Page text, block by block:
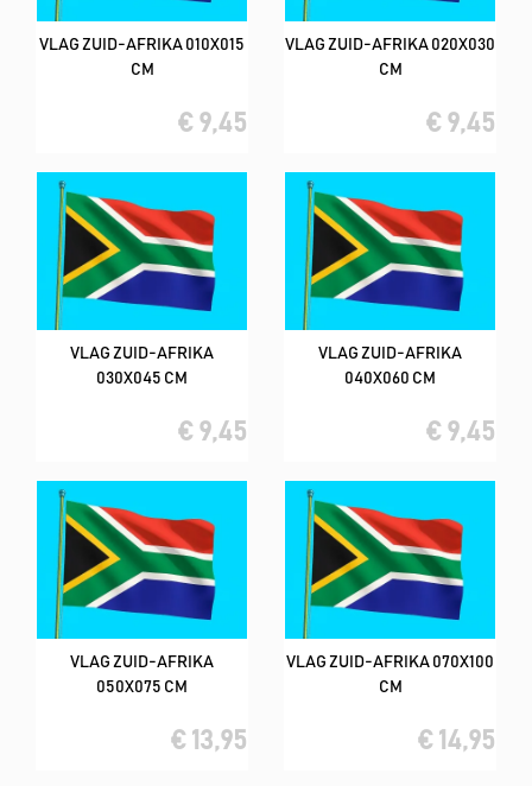
VLAG ZUID-AFRIKA 010X015
CM
€ 9,45
VLAG ZUID-AFRIKA 020X030
CM
€ 9,45
VLAG ZUID-AFRIKA
030X045 CM
€ 9,45
VLAG ZUID-AFRIKA
040X060 CM
€ 9,45
VLAG ZUID-AFRIKA
050X075 CM
€ 13,95
VLAG ZUID-AFRIKA 070X100
CM
€ 14,95